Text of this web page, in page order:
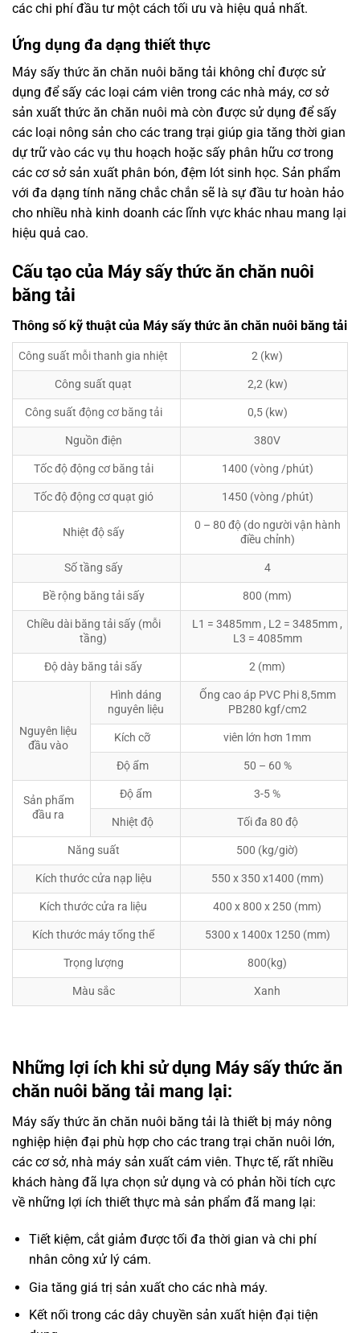
các chi phí đầu tư một cách tối ưu và hiệu quả nhất.
Ứng dụng đa dạng thiết thực
Máy sấy thức ăn chăn nuôi băng tải không chỉ được sử
dụng để sấy các loại cám viên trong các nhà máy, cơ sở
sản xuất thức ăn chăn nuôi mà còn được sử dụng để sấy
các loại nông sản cho các trang trại giúp gia tăng thời gian
dự trữ vào các vụ thu hoạch hoặc sấy phân hữu cơ trong
các cơ sở sản xuất phân bón, đệm lót sinh học. Sản phẩm
với đa dạng tính năng chắc chắn sẽ là sự đầu tư hoàn hảo
cho nhiều nhà kinh doanh các lĩnh vực khác nhau mang lại
hiệu quả cao.
Cấu tạo của Máy sấy thức ăn chăn nuôi
băng tải
Thông số kỹ thuật của Máy sấy thức ăn chăn nuôi băng tải
Công suất mỗi thanh gia nhiệt 2 (kw)
Công suất quạt 2,2 (kw)
Công suất động cơ băng tải 0,5 (kw)
Nguồn điện 380V
Tốc độ động cơ băng tải 1400 (vòng /phút)
Tốc độ động cơ quạt gió 1450 (vòng /phút)
Nhiệt độ sấy
0 – 80 độ (do người vận hành
điều chỉnh)
Số tầng sấy 4
Bề rộng băng tải sấy 800 (mm)
Chiều dài băng tải sấy (mỗi
tầng)
L1 = 3485mm , L2 = 3485mm ,
L3 = 4085mm
Độ dày băng tải sấy 2 (mm)
Nguyên liệu
đầu vào
Hình dáng
nguyên liệu
Ống cao áp PVC Phi 8,5mm
PB280 kgf/cm2
Kích cỡ viên lớn hơn 1mm
Độ ẩm 50 – 60 %
Sản phẩm
đầu ra
Độ ẩm 3-5 %
Nhiệt độ Tối đa 80 độ
Năng suất 500 (kg/giờ)
Kích thước cửa nạp liệu 550 x 350 x1400 (mm)
Kích thước cửa ra liệu 400 x 800 x 250 (mm)
Kích thước máy tổng thể 5300 x 1400x 1250 (mm)
Trọng lượng 800(kg)
Màu sắc Xanh
Những lợi ích khi sử dụng Máy sấy thức ăn
chăn nuôi băng tải mang lại:
Máy sấy thức ăn chăn nuôi băng tải là thiết bị máy nông
nghiệp hiện đại phù hợp cho các trang trại chăn nuôi lớn,
các cơ sở, nhà máy sản xuất cám viên. Thực tế, rất nhiều
khách hàng đã lựa chọn sử dụng và có phản hồi tích cực
về những lợi ích thiết thực mà sản phẩm đã mang lại:
Tiết kiệm, cắt giảm được tối đa thời gian và chi phí
nhân công xử lý cám.
Gia tăng giá trị sản xuất cho các nhà máy.
Kết nối trong các dây chuyền sản xuất hiện đại tiện